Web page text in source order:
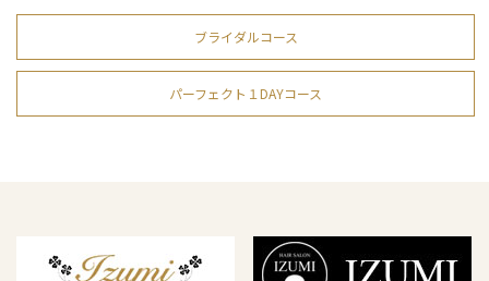
ブライダルコース
パーフェクト１DAYコース